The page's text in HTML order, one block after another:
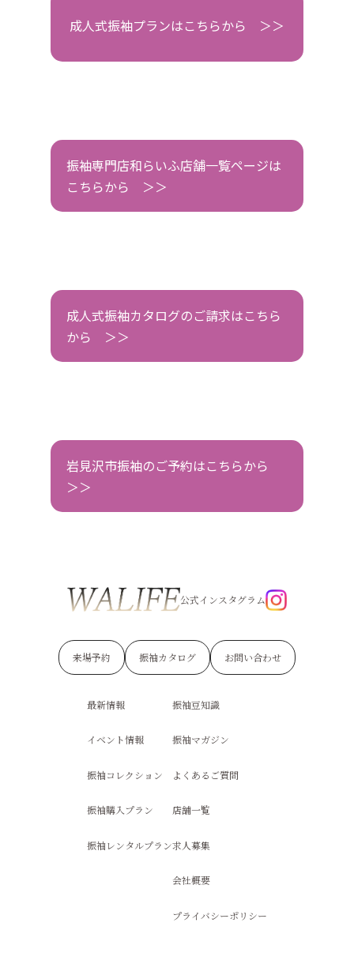
成人式振袖プランはこちらから ＞＞
振袖専門店和らいふ店舗一覧ページは
こちらから ＞＞
成人式振袖カタログのご請求はこちら
から ＞＞
岩見沢市振袖のご予約はこちらから
＞＞
公式インスタグラム
来場予約 振袖カタログ お問い合わせ
最新情報
イベント情報
振袖コレクション
振袖購入プラン
振袖レンタルプラン
振袖豆知識
振袖マガジン
よくあるご質問
店舗一覧
求人募集
会社概要
プライバシーポリシー